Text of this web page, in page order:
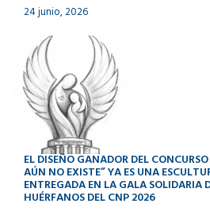
24 junio, 2026
EL DISEÑO GANADOR DEL
AÚN NO EXISTE” YA ES UNA
ENTREGADA EN LA GALA SOLIDARIA
HUÉRFANOS DEL CNP 2026